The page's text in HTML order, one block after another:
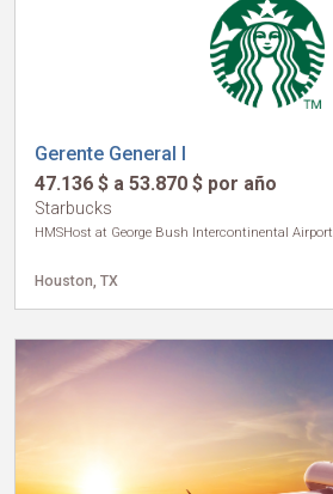
Gerente General I
47.136 $ a 53.870 $ por año
Starbucks
HMSHost at George Bush Intercontinental Airport
Houston, TX